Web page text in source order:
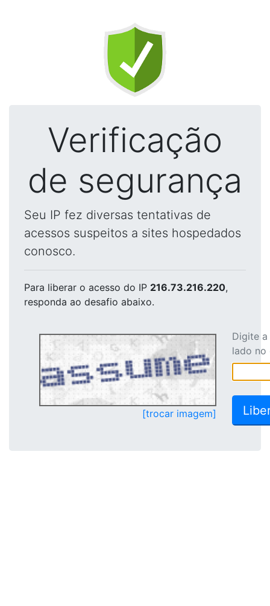
Verificação
de segurança
Seu IP fez diversas tentativas de
acessos suspeitos a sites hospedados
conosco.
Para liberar o acesso do IP 216.73.216.220,
responda ao desafio abaixo.
[trocar imagem]
Digite
lado no